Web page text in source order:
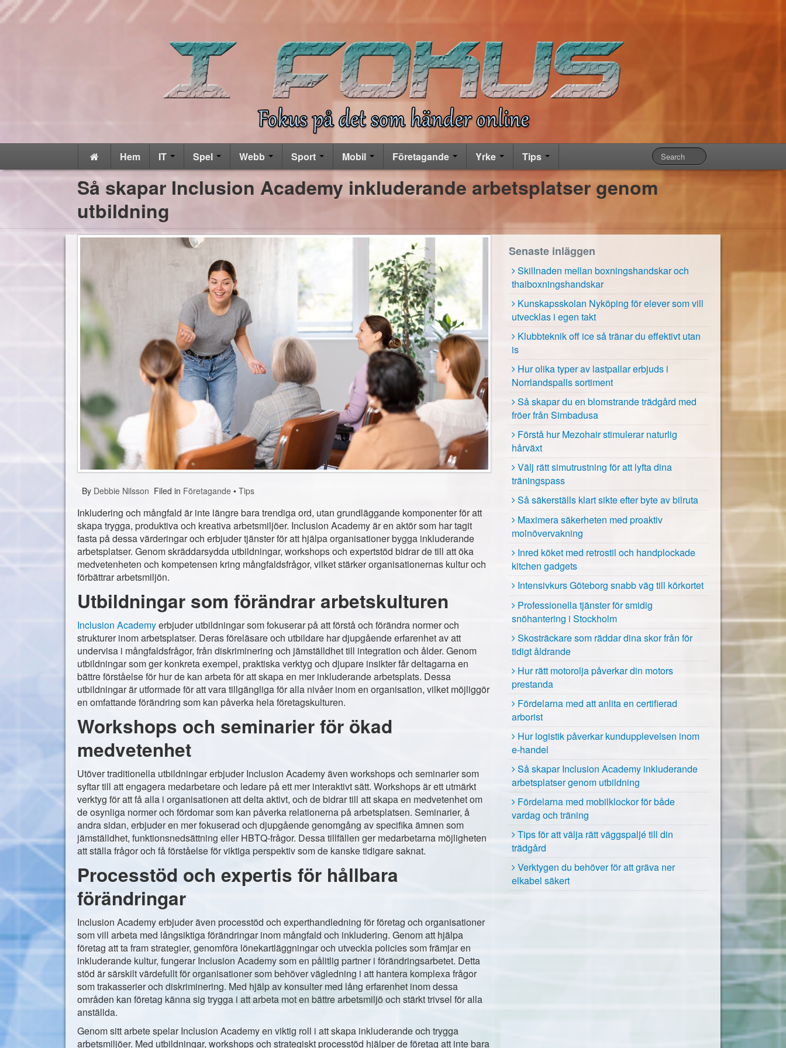
Hem IT Spel Webb Sport Mobil Företagande Yrke Tips
Så skapar Inclusion Academy inkluderande arbetsplatser genom
utbildning
By Debbie Nilsson Filed in Företagande • Tips
Inkludering och mångfald är inte längre bara trendiga ord, utan grundläggande komponenter för att
skapa trygga, produktiva och kreativa arbetsmiljöer. Inclusion Academy är en aktör som har tagit
fasta på dessa värderingar och erbjuder tjänster för att hjälpa organisationer bygga inkluderande
arbetsplatser. Genom skräddarsydda utbildningar, workshops och expertstöd bidrar de till att öka
medvetenheten och kompetensen kring mångfaldsfrågor, vilket stärker organisationernas kultur och
förbättrar arbetsmiljön.
Utbildningar som förändrar arbetskulturen
Inclusion Academyerbjuder utbildningar som fokuserar på att förstå och förändra normer och
strukturer inom arbetsplatser. Deras föreläsare och utbildare har djupgående erfarenhet av att
undervisa i mångfaldsfrågor, från diskriminering och jämställdhet till integration och ålder. Genom
utbildningar som ger konkreta exempel, praktiska verktyg och djupare insikter får deltagarna en
bättre förståelse för hur de kan arbeta för att skapa en mer inkluderande arbetsplats. Dessa
utbildningar är utformade för att vara tillgängliga för alla nivåer inom en organisation, vilket möjliggör
en omfattande förändring som kan påverka hela företagskulturen.
Workshops och seminarier för ökad
medvetenhet
Utöver traditionella utbildningar erbjuder Inclusion Academy även workshops och seminarier som
syftar till att engagera medarbetare och ledare på ett mer interaktivt sätt. Workshops är ett utmärkt
verktyg för att få alla i organisationen att delta aktivt, och de bidrar till att skapa en medvetenhet om
de osynliga normer och fördomar som kan påverka relationerna på arbetsplatsen. Seminarier, å
andra sidan, erbjuder en mer fokuserad och djupgående genomgång av specifika ämnen som
jämställdhet, funktionsnedsättning eller HBTQ-frågor. Dessa tillfällen ger medarbetarna möjligheten
att ställa frågor och få förståelse för viktiga perspektiv som de kanske tidigare saknat.
Processtöd och expertis för hållbara
förändringar
Inclusion Academy erbjuder även processtöd och experthandledning för företag och organisationer
som vill arbeta med långsiktiga förändringar inom mångfald och inkludering. Genom att hjälpa
företag att ta fram strategier, genomföra lönekartläggningar och utveckla policies som främjar en
inkluderande kultur, fungerar Inclusion Academy som en pålitlig partner i förändringsarbetet. Detta
stöd är särskilt värdefullt för organisationer som behöver vägledning i att hantera komplexa frågor
som trakasserier och diskriminering. Med hjälp av konsulter med lång erfarenhet inom dessa
områden kan företag känna sig trygga i att arbeta mot en bättre arbetsmiljö och stärkt trivsel för alla
anställda.
Genom sitt arbete spelar Inclusion Academy en viktig roll i att skapa inkluderande och trygga
arbetsmiljöer. Med utbildningar, workshops och strategiskt processtöd hjälper de företag att inte bara
Senaste inläggen
Skillnaden mellan boxningshandskar och
thaiboxningshandskar
Kunskapsskolan Nyköping för elever som vill
utvecklas i egen takt
Klubbteknik off ice så tränar du effektivt utan
is
Hur olika typer av lastpallar erbjuds i
Norrlandspalls sortiment
Så skapar du en blomstrande trädgård med
fröer från Simbadusa
Förstå hur Mezohair stimulerar naturlig
hårväxt
Välj rätt simutrustning för att lyfta dina
träningspass
Så säkerställs klart sikte efter byte av bilruta
Maximera säkerheten med proaktiv
molnövervakning
Inred köket med retrostil och handplockade
kitchen gadgets
Intensivkurs Göteborg snabb väg till körkortet
Professionella tjänster för smidig
snöhantering i Stockholm
Skosträckare som räddar dina skor från för
tidigt åldrande
Hur rätt motorolja påverkar din motors
prestanda
Fördelarna med att anlita en certifierad
arborist
Hur logistik påverkar kundupplevelsen inom
e-handel
Så skapar Inclusion Academy inkluderande
arbetsplatser genom utbildning
Fördelarna med mobilklockor för både
vardag och träning
Tips för att välja rätt väggspaljé till din
trädgård
Verktygen du behöver för att gräva ner
elkabel säkert